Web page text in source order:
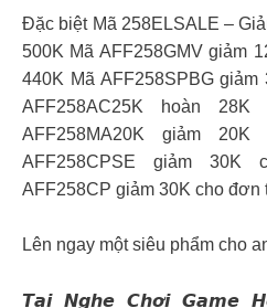
Đặc biệt Mã 258ELSALE –
500K Mã AFF258GMV giảm
440K Mã AFF258SPBG
AFF258AC25K hoàn
AFF258MA20K giảm
AFF258CPSE giảm
AFF258CP giảm 30K cho đơn
Lên ngay một siêu phẩm cho
𝙏𝙖𝙞 𝙉𝙜𝙝𝙚 𝘾𝙝𝙤̛𝙞 𝙂𝙖𝙢𝙚